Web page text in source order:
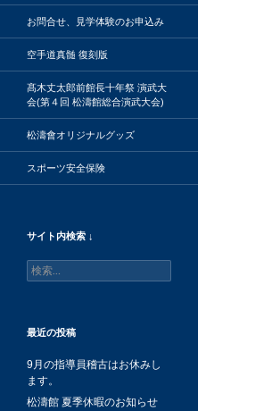
お問合せ、見学体験のお申込み
空手道真髄 復刻版
髙木丈太郎前館長十年祭 演武大
会(第４回 松濤館総合演武大会)
松濤會オリジナルグッズ
スポーツ安全保険
サイト内検索 ↓
検
索:
最近の投稿
9月の指導員稽古はお休みし
ます。
松濤館 夏季休暇のお知らせ